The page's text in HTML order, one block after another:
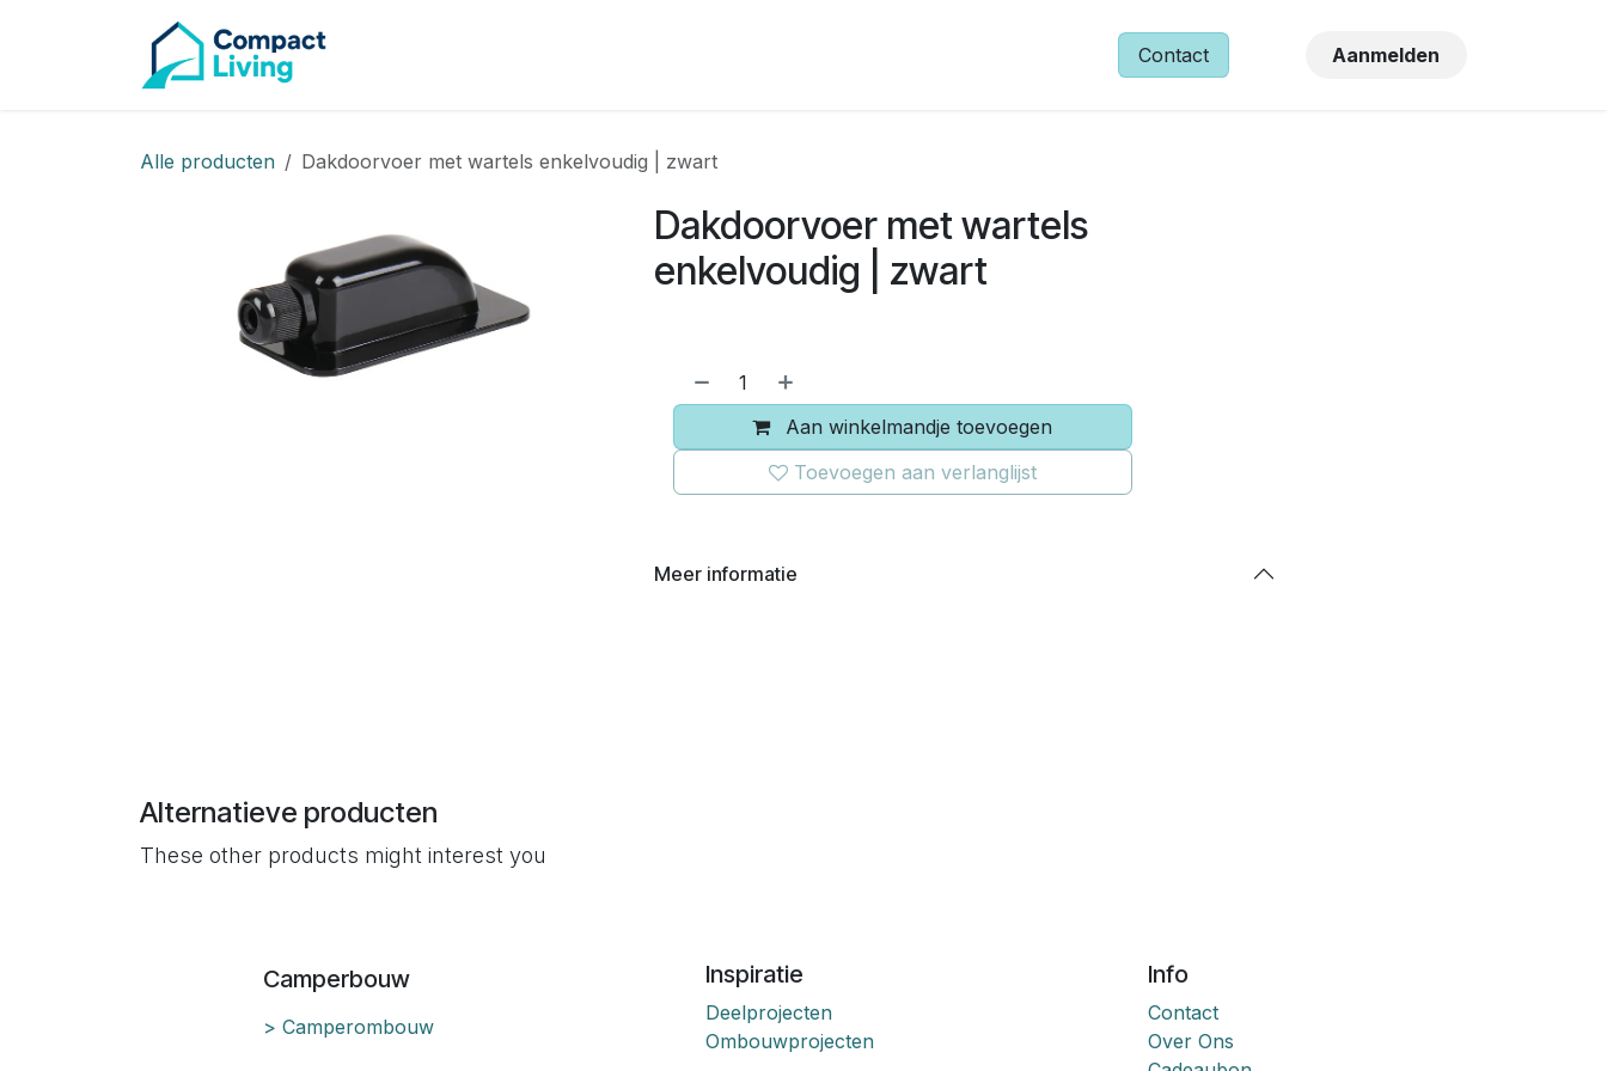
Contact Aanmelden
Alle producten Dakdoorvoer met wartels enkelvoudig | zwart
Dakdoorvoer met wartels
enkelvoudig | zwart
Aan winkelmandje toevoegen
Toevoegen aan verlanglijst
Meer informatie
Alternatieve producten
These other products might interest you
Info
Contact
Over Ons
Inspiratie
Deelprojecten
Ombouwprojecten
Camperbouw
> Camperombouw